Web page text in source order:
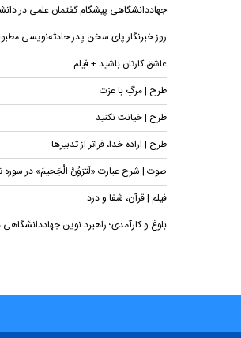
جهاددانشگاهی پیشگام گفتمان علمی در
روز خبرنگار پای سخن پدر حادثه‌نویسی
عاشق کارتان باشید + فیلم
طرح | مرگِ با عزت
طرح | خیانت نکنید
طرح | اراده خدا، فراتر از تدبیرها
صوت | شرح عبارت «لَتَرَوُنَّ الْجَحِیمَ» در سوره
فیلم | قرآن، شفا و درد
بلوغ و کارآمدی؛ راهبرد نوین